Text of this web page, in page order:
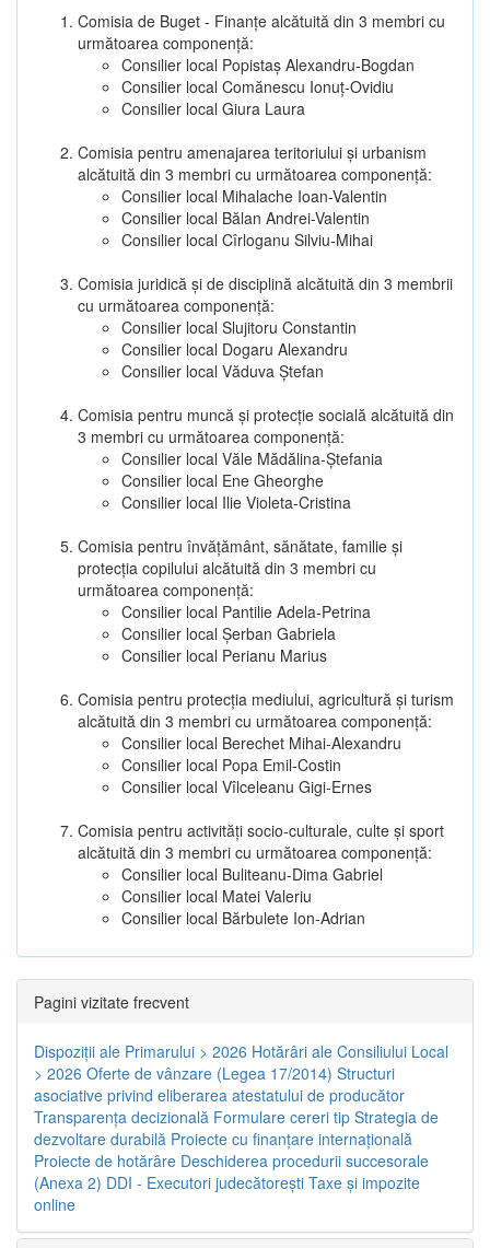
Comisia de Buget - Finanţe alcătuită din 3 membri cu
următoarea componenţă:
Consilier local Popistaș Alexandru-Bogdan
Consilier local Comănescu Ionuț-Ovidiu
Consilier local Giura Laura
Comisia pentru amenajarea teritoriului şi urbanism
alcătuită din 3 membri cu următoarea componenţă:
Consilier local Mihalache Ioan-Valentin
Consilier local Bălan Andrei-Valentin
Consilier local Cîrloganu Silviu-Mihai
Comisia juridică şi de disciplină alcătuită din 3 membrii
cu următoarea componenţă:
Consilier local Slujitoru Constantin
Consilier local Dogaru Alexandru
Consilier local Văduva Ștefan
Comisia pentru muncă şi protecţie socială alcătuită din
3 membri cu următoarea componenţă:
Consilier local Văle Mădălina-Ștefania
Consilier local Ene Gheorghe
Consilier local Ilie Violeta-Cristina
Comisia pentru învăţământ, sănătate, familie şi
protecţia copilului alcătuită din 3 membri cu
următoarea componenţă:
Consilier local Pantilie Adela-Petrina
Consilier local Șerban Gabriela
Consilier local Perianu Marius
Comisia pentru protecţia mediului, agricultură şi turism
alcătuită din 3 membri cu următoarea componenţă:
Consilier local Berechet Mihai-Alexandru
Consilier local Popa Emil-Costin
Consilier local Vîlceleanu Gigi-Ernes
Comisia pentru activităţi socio-culturale, culte şi sport
alcătuită din 3 membri cu următoarea componenţă:
Consilier local Buliteanu-Dima Gabriel
Consilier local Matei Valeriu
Consilier local Bărbulete Ion-Adrian
Pagini vizitate frecvent
Dispoziţii ale Primarului > 2026 Hotărâri ale Consiliului Local
> 2026 Oferte de vânzare (Legea 17/2014) Structuri
asociative privind eliberarea atestatului de producător
Transparenţa decizională Formulare cereri tip Strategia de
dezvoltare durabilă Proiecte cu finanţare internaţională
Proiecte de hotărâre Deschiderea procedurii succesorale
(Anexa 2) DDI - Executori judecătorești Taxe şi impozite
online